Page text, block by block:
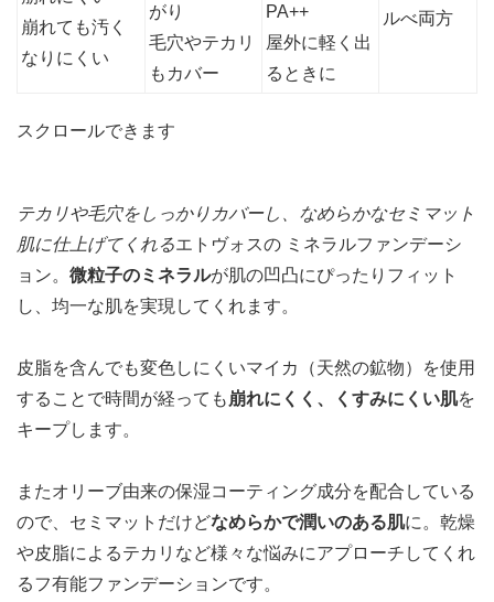
崩れても汚く
なりにくい
がり
毛穴やテカリ
もカバー
PA++
屋外に軽く出
るときに
ルべ両方
スクロールできます
テカリや毛穴をしっかりカバーし、なめらかなセミマット
肌に仕上げてくれるエトヴォスの ミネラルファンデーシ
ョン。 微粒子のミネラルが肌の凹凸にぴったりフィット
し、均一な肌を実現してくれます。
皮脂を含んでも変色しにくいマイカ（天然の鉱物）を使用
することで時間が経っても 崩れにくく、くすみにくい肌を
キープします。
またオリーブ由来の保湿コーティング成分を配合している
ので、セミマットだけどなめらかで潤いのある肌に。乾燥
や皮脂によるテカリなど様々な悩みにアプローチしてくれ
るフ有能ファンデーションです。